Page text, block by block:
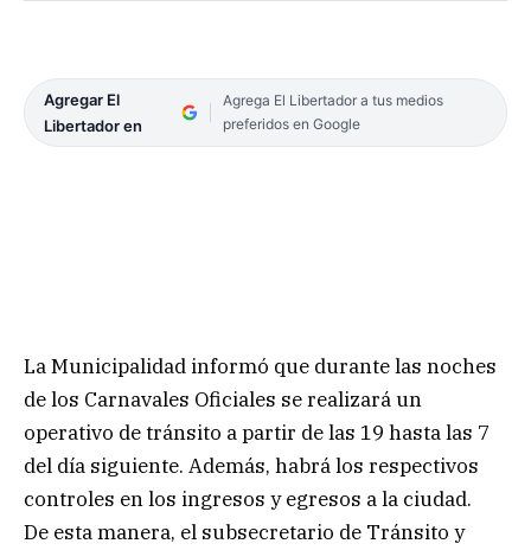
Agregar El
Libertador en
Agrega El Libertador a tus medios
preferidos en Google
La Municipalidad informó que durante las noches
de los Carnavales Oficiales se realizará un
operativo de tránsito a partir de las 19 hasta las 7
del día siguiente. Además, habrá los respectivos
controles en los ingresos y egresos a la ciudad.
De esta manera, el subsecretario de Tránsito y